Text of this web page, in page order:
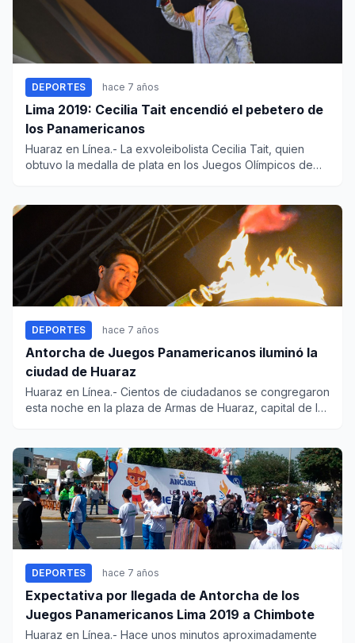
DEPORTES hace 7 años
Lima 2019: Cecilia Tait encendió el pebetero de
los Panamericanos
Huaraz en Línea.- La exvoleibolista Cecilia Tait, quien
obtuvo la medalla de plata en los Juegos Olímpicos de
DEPORTES hace 7 años
Antorcha de Juegos Panamericanos iluminó la
ciudad de Huaraz
Huaraz en Línea.- Cientos de ciudadanos se congregaron
esta noche en la plaza de Armas de Huaraz, capital de la
DEPORTES hace 7 años
Expectativa por llegada de Antorcha de los
Juegos Panamericanos Lima 2019 a Chimbote
Huaraz en Línea.- Hace unos minutos aproximadamente